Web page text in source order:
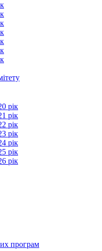
рік
рік
рік
рік
рік
рік
рік
програм